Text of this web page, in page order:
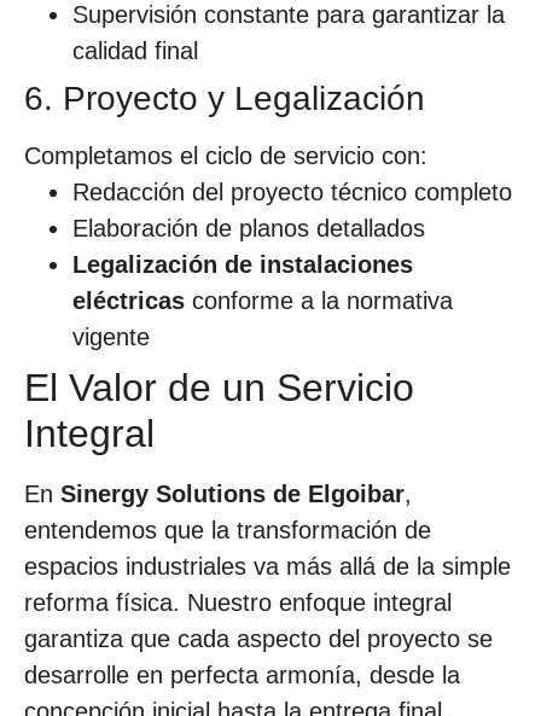
Supervisión constante para garantizar la
calidad final
6. Proyecto y Legalización
Completamos el ciclo de servicio con:
Redacción del proyecto técnico completo
Elaboración de planos detallados
Legalización de instalaciones
eléctricas conforme a la normativa
vigente
El Valor de un Servicio
Integral
En Sinergy Solutions de Elgoibar,
entendemos que la transformación de
espacios industriales va más allá de la simple
reforma física. Nuestro enfoque integral
garantiza que cada aspecto del proyecto se
desarrolle en perfecta armonía, desde la